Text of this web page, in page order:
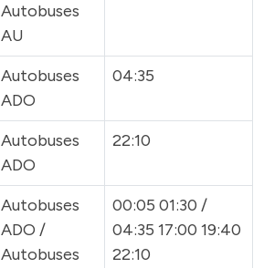
Autobuses
AU
Autobuses
ADO
04:35
Autobuses
ADO
22:10
Autobuses
ADO /
Autobuses
00:05 01:30 /
04:35 17:00 19:40
22:10